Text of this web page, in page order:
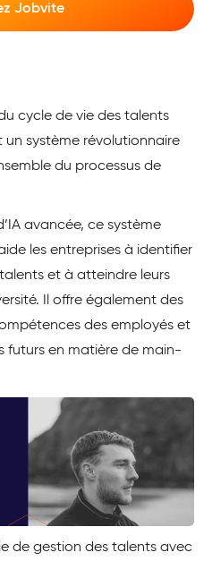
Jobvite
cycle de vie des talents
système révolutionnaire
du processus de
avancée, ce système
les entreprises à identifier
et à atteindre leurs
Il offre également des
des employés et
futurs en matière de main-
de gestion des talents avec